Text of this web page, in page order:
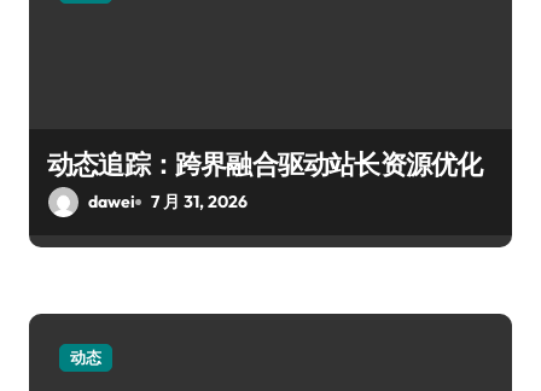
动态追踪：跨界融合驱动站长资源优化
dawei 7 月 31, 2026
动态